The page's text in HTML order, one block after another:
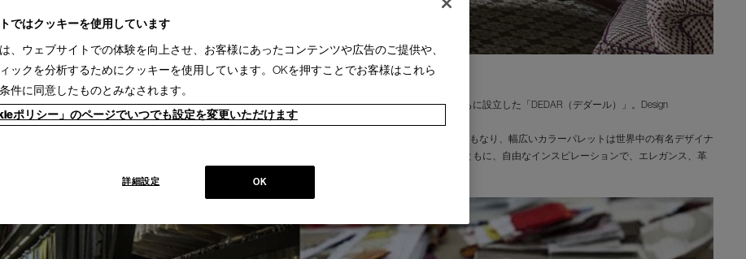
タイルが独自の世界観で魅了する
ン家具を販売していたニコラ・ファブリツィオが、ファブリックやラグをこよなく愛する妻・エルダとともに設立した「DEDAR（デダール）」。Design
ザイン）の頭文字から名づけられました。
と上質さから世界中のトップブランドやラグジュアリーホテルで採用されているコレクションは300種類にもなり、幅広いカラーパレットは世界中の有名デザイナ
の一つです。イタリアンテキスタイルの一大産地であるコモ近郊に拠点を置き、知識と経験豊富な職人とともに、自由なインスピレーションで、エレガンス、革
の研究を重ね、唯一無二の素晴らしいテキスタイルデザインを生み出し続けています。
ではクッキーを使用しています
、ウェブサイトでの体験を向上させ、お客様にあったコンテンツや広告のご提供や、
ックを分析するためにクッキーを使用しています。OKを押すことでお客様はこれら
件に同意したものとみなされます。
ポリシー」のページでいつでも設定を変更いただけます
OK
詳細設定